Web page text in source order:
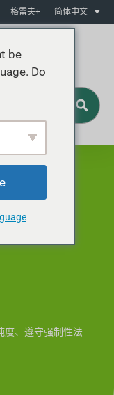
格雷夫+ 简体中文
度、遵守强制性法
be
Do